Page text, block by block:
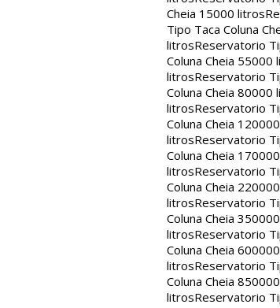
Cheia 15000 litros
Tipo Taca Coluna
litrosReservatorio
Coluna Cheia 55000
litrosReservatorio
Coluna Cheia 80000
litrosReservatorio
Coluna Cheia
litrosReservatorio
Coluna Cheia
litrosReservatorio
Coluna Cheia
litrosReservatorio
Coluna Cheia
litrosReservatorio
Coluna Cheia
litrosReservatorio
Coluna Cheia
litrosReservatorio